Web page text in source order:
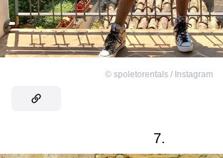
© spoletorentals / Instagram
7.